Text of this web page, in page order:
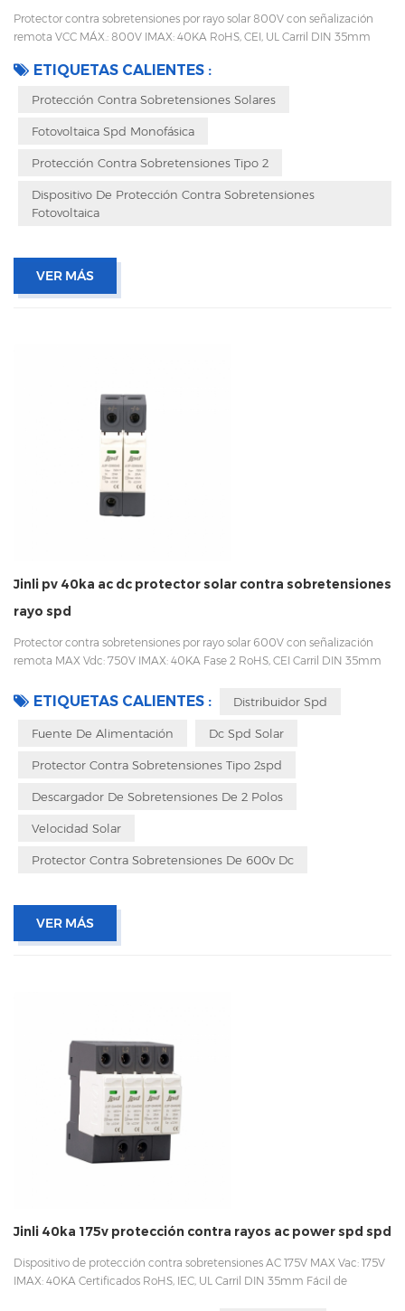
Protector contra sobretensiones por rayo solar 800V con señalización
remota VCC MÁX.: 800V IMAX: 40KA RoHS, CEI, UL Carril DIN 35mm
interior para evitar vibraciones durante el transporte
ETIQUETAS CALIENTES :
Protección Contra Sobretensiones Solares
Fotovoltaica Spd Monofásica
Protección Contra Sobretensiones Tipo 2
Dispositivo De Protección Contra Sobretensiones
Fotovoltaica
VER MÁS
Jinli pv 40ka ac dc protector solar contra sobretensiones
rayo spd
Protector contra sobretensiones por rayo solar 600V con señalización
remota MAX Vdc: 750V IMAX: 40KA Fase 2 RoHS, CEI Carril DIN 35mm
interior para evitar vibraciones durante el transporte
ETIQUETAS CALIENTES : Distribuidor Spd
Fuente De Alimentación Dc Spd Solar
Protector Contra Sobretensiones Tipo 2spd
Descargador De Sobretensiones De 2 Polos
Velocidad Solar
Protector Contra Sobretensiones De 600v Dc
VER MÁS
Jinli 40ka 175v protección contra rayos ac power spd spd
Dispositivo de protección contra sobretensiones AC 175V MAX Vac: 175V
IMAX: 40KA Certificados RoHS, IEC, UL Carril DIN 35mm Fácil de